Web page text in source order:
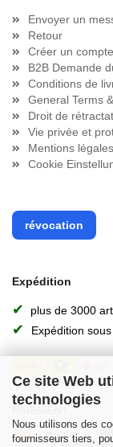
Ce site Web
technologies
Nous utilisons des
fournisseurs tiers,
Envoyer un
Retour
Créer un
B2B Demande
Conditions de
General Terms
Droit de
Vie privée et
Mentions légales
Cookie
révocation
Expédition
✔ plus de 3000
✔ Expédition